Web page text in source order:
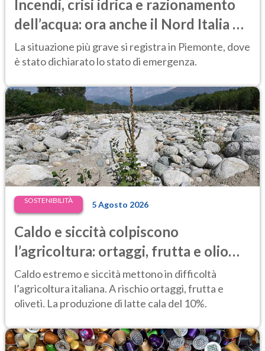
Incendi, crisi idrica e razionamento
dell’acqua: ora anche il Nord Italia è
in difficoltà
La situazione più grave si registra in Piemonte, dove
è stato dichiarato lo stato di emergenza.
SOSTENIBILITÀ 5 Agosto 2026
Caldo e siccità colpiscono
l’agricoltura: ortaggi, frutta e olio
d’oliva a rischio, latte in calo del 10%
Caldo estremo e siccità mettono in difficoltà
l’agricoltura italiana. A rischio ortaggi, frutta e
oliveti. La produzione di latte cala del 10%.